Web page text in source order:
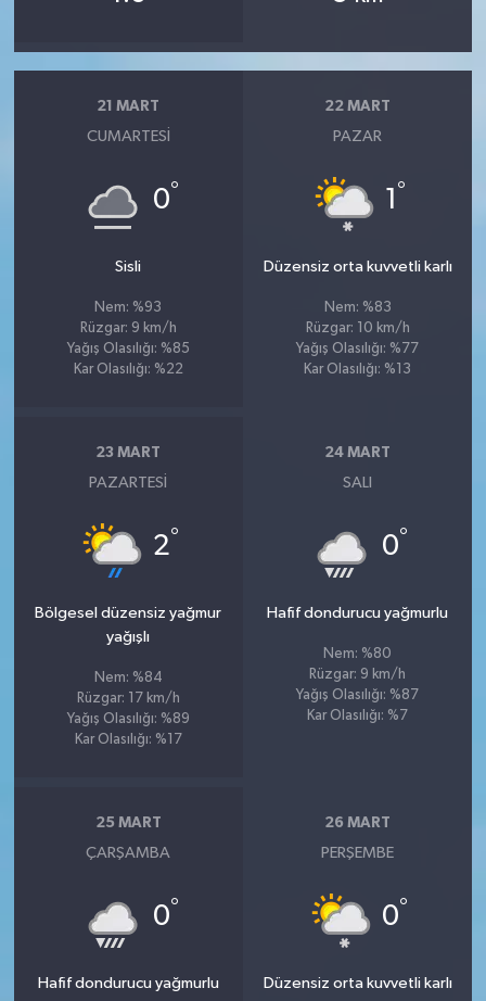
21 MART
CUMARTESI
0°
Sisli
Nem: %93
Rüzgar: 9 km/h
Yağış Olasılığı: %85
Kar Olasılığı: %22
22 MART
PAZAR
1 °
Düzensiz orta kuvvetli karlı
Nem: %83
Rüzgar: 10 km/h
Yağış Olasılığı: %77
Kar Olasılığı: %13
23 MART
PAZARTESI
2°
Bölgesel düzensiz yağmur
yağışlı
Nem: %84
Rüzgar: 17 km/h
Yağış Olasılığı: %89
Kar Olasılığı: %17
24 MART
SALI
0°
Hafif dondurucu yağmurlu
Nem: %80
Rüzgar: 9 km/h
Yağış Olasılığı: %87
Kar Olasılığı: %7
25 MART
ÇARŞAMBA
0°
Hafif dondurucu yağmurlu
26 MART
PERŞEMBE
0°
Düzensiz orta kuvvetli karlı